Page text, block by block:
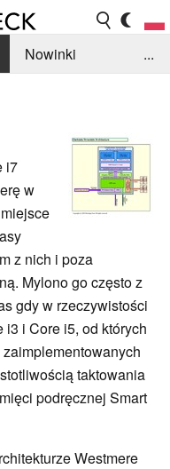
Nowinki
...
i7
w
z nich i poza
Mylono go często z
gdy w rzeczywistości
i3 i Core i5, od których
taktowania
podręcznej Smart
Westmere